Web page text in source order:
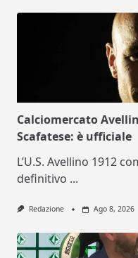
Calciomercato
Scafatese: è ufficiale
L’U.S. Avellino 1912
definitivo ...
Redazione Ago 8, 2026